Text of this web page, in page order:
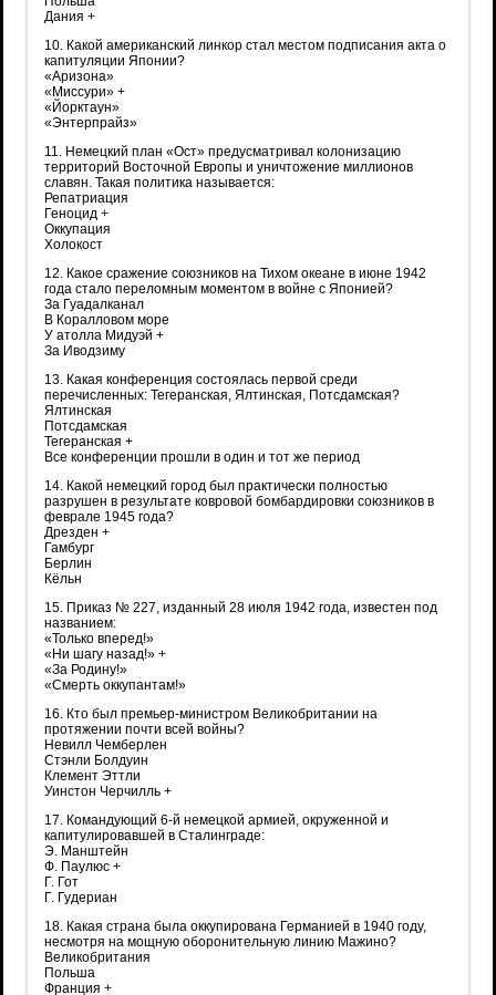
Дания +
10. Какой американский линкор стал местом подписания акта о
капитуляции Японии?
«Аризона»
«Миссури» +
«Йорктаун»
«Энтерпрайз»
11. Немецкий план «Ост» предусматривал колонизацию
территорий Восточной Европы и уничтожение миллионов
славян. Такая политика называется:
Репатриация
Геноцид +
Оккупация
Холокост
12. Какое сражение союзников на Тихом океане в июне 1942
года стало переломным моментом в войне с Японией?
За Гуадалканал
В Коралловом море
У атолла Мидуэй +
За Иводзиму
13. Какая конференция состоялась первой среди
перечисленных: Тегеранская, Ялтинская, Потсдамская?
Ялтинская
Потсдамская
Тегеранская +
Все конференции прошли в один и тот же период
14. Какой немецкий город был практически полностью
разрушен в результате ковровой бомбардировки союзников в
феврале 1945 года?
Дрезден +
Гамбург
Берлин
Кёльн
15. Приказ № 227, изданный 28 июля 1942 года, известен под
названием:
«Только вперед!»
«Ни шагу назад!» +
«За Родину!»
«Смерть оккупантам!»
16. Кто был премьер-министром Великобритании на
протяжении почти всей войны?
Невилл Чемберлен
Стэнли Болдуин
Клемент Эттли
Уинстон Черчилль +
17. Командующий 6-й немецкой армией, окруженной и
капитулировавшей в Сталинграде:
Э. Манштейн
Ф. Паулюс +
Г. Гот
Г. Гудериан
18. Какая страна была оккупирована Германией в 1940 году,
несмотря на мощную оборонительную линию Мажино?
Великобритания
Польша
Франция +